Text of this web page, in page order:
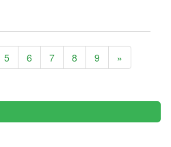
5 6 7 8 9 »